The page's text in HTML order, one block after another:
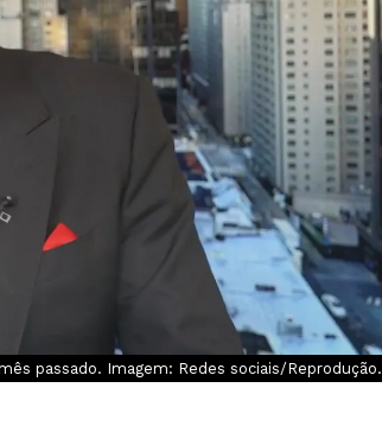
passado. Imagem: Redes sociais/Reprodução.